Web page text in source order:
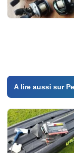
A lire aussi sur